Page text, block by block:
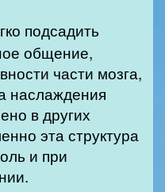
подсадить
общение,
части мозга,
наслаждения
в других
эта структура
и при